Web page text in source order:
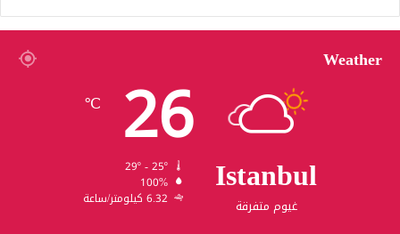
Weather
Istanbul
غيوم متفرقة
26
℃
100%
6.32 كيلومتر/ساعة